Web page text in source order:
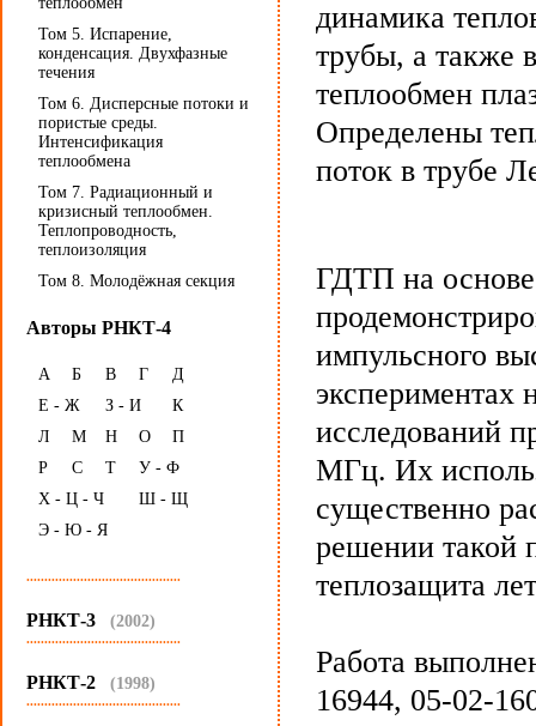
Том 5. Испарение,
конденсация. Двухфазные
течения
Том 6. Дисперсные потоки и
пористые среды.
Интенсификация
теплообмена
Том 7. Радиационный и
кризисный теплообмен.
Теплопроводность,
теплоизоляция
Том 8. Молодёжная секция
Авторы РНКТ-4
А Б В Г
Д
Е - Ж
З - И
К
Л
М Н О
П
Р
С Т
У - Ф
Х - Ц - Ч
Ш - Щ
Э - Ю - Я
...........................................
РНКТ-3 (2002)
...........................................
РНКТ-2 (1998)
...........................................
динамика
трубы, а также
теплообмен
Определены
поток в трубе
ГДТП на основе
импульсного
экспериментах
исследований
МГц. Их
существенно
решении такой
теплозащита
Работа
16944, 05-02-